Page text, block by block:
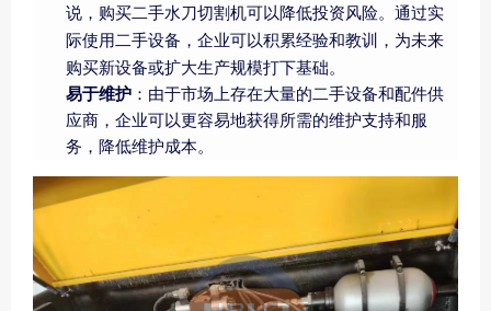
说，购买二手水刀切割机可以降低投资风险。通过实
际使用二手设备，企业可以积累经验和教训，为未来
购买新设备或扩大生产规模打下基础。
易于维护 ：由于市场上存在大量的二手设备和配件供
应商，企业可以更容易地获得所需的维护支持和服
务，降低维护成本。